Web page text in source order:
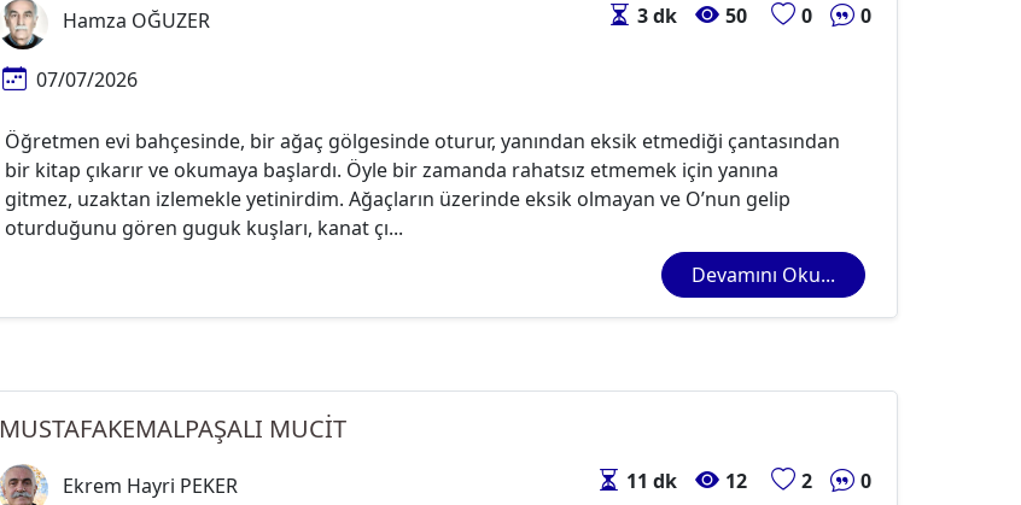
Hamza OĞUZER 3 dk 50 0 0
07/07/2026
Öğretmen evi bahçesinde, bir ağaç gölgesinde oturur, yanından eksik etmediği çantasından
bir kitap çıkarır ve okumaya başlardı. Öyle bir zamanda rahatsız etmemek için yanına
gitmez, uzaktan izlemekle yetinirdim. Ağaçların üzerinde eksik olmayan ve O’nun gelip
oturduğunu gören guguk kuşları, kanat çı...
Devamını Oku...
MUSTAFAKEMALPAŞALI MUCİT
Ekrem Hayri PEKER 11 dk 12 2 0